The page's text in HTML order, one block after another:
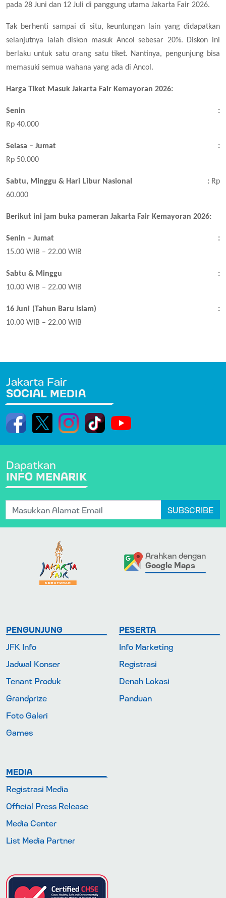
pada 28 Juni dan 12 Juli di panggung utama Jakarta Fair 2026.
Tak berhenti sampai di situ, keuntungan lain yang didapatkan
selanjutnya ialah diskon masuk Ancol sebesar 20%. Diskon ini
berlaku untuk satu orang satu tiket. Nantinya, pengunjung bisa
memasuki semua wahana yang ada di Ancol.
Harga Tiket Masuk Jakarta Fair Kemayoran 2026:
Senin
:
Rp 40.000
Selasa – Jumat
:
Rp 50.000
Sabtu, Minggu & Hari Libur Nasional :Rp
60.000
Berikut ini jam buka pameran Jakarta Fair Kemayoran 2026:
Senin – Jumat
:
15.00 WIB – 22.00 WIB
Sabtu & Minggu
:
10.00 WIB – 22.00 WIB
16 Juni (Tahun Baru Islam)
:
10.00 WIB – 22.00 WIB
Jakarta Fair
SOCIAL MEDIA
Dapatkan
INFO MENARIK
SUBSCRIBE
Arahkan dengan
Google Maps
PENGUNJUNG
JFK Info
Jadwal Konser
Tenant Produk
Grandprize
Foto Galeri
Games
PESERTA
Info Marketing
Registrasi
Denah Lokasi
Panduan
MEDIA
Registrasi Media
Official Press Release
Media Center
List Media Partner